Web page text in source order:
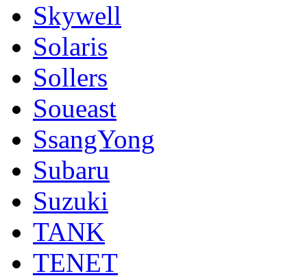
Skywell
Solaris
Sollers
Soueast
SsangYong
Subaru
Suzuki
TANK
TENET